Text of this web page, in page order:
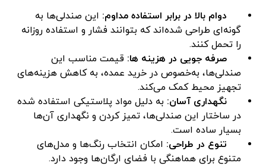
دوام بالا در برابر استفاده مداوم: این صندلی‌ها به
گونه‌ای طراحی شده‌اند که بتوانند فشار و استفاده روزانه
را تحمل کنند.
صرفه جویی در هزینه ها: قیمت مناسب این
صندلی‌ها، به‌خصوص در خرید عمده، به کاهش هزینه‌های
تجهیز محیط کمک می‌کند.
نگهداری آسان: به دلیل مواد پلاستیکی استفاده شده
در ساختار این صندلی‌ها، تمیز کردن و نگهداری آن‌ها
بسیار ساده است.
تنوع در طراحی: امکان انتخاب رنگ‌ها و مدل‌های
متنوع برای هماهنگی با فضای ارگان‌ها وجود دارد.